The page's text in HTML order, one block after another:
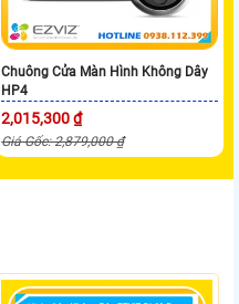
Chuông Cửa Màn Hình Không Dây
HP4
2,015,300 ₫
Giá Gốc: 2,879,000 ₫